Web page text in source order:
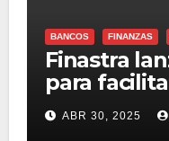
BANCOS FINANZAS
Finastra
para
estándares
deABR 30, 2025